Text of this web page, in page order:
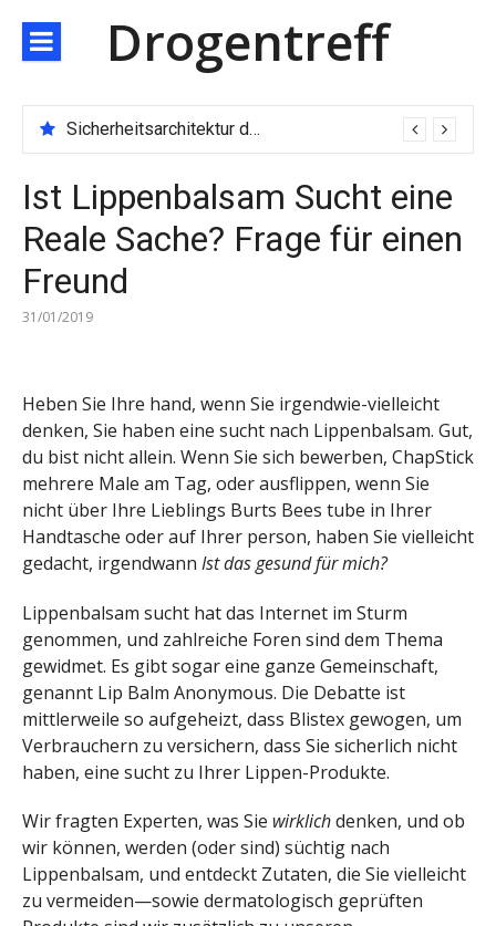
zum
Inhalt
Drogentreff
Sicherheitsarchitektur der nächsten Generation: JARXE kombiniert Multi-Wallet und MPC als Schutzschild für digitales Vertrauen
Ist Lippenbalsam Sucht eine
Reale Sache? Frage für einen
Freund
31/01/2019
Heben Sie Ihre hand, wenn Sie irgendwie-vielleicht
denken, Sie haben eine sucht nach Lippenbalsam. Gut,
du bist nicht allein. Wenn Sie sich bewerben, ChapStick
mehrere Male am Tag, oder ausflippen, wenn Sie
nicht über Ihre Lieblings Burts Bees tube in Ihrer
Handtasche oder auf Ihrer person, haben Sie vielleicht
gedacht, irgendwann Ist das gesund für mich?
Lippenbalsam sucht hat das Internet im Sturm
genommen, und zahlreiche Foren sind dem Thema
gewidmet. Es gibt sogar eine ganze Gemeinschaft,
genannt Lip Balm Anonymous. Die Debatte ist
mittlerweile so aufgeheizt, dass Blistex gewogen, um
Verbrauchern zu versichern, dass Sie sicherlich nicht
haben, eine sucht zu Ihrer Lippen-Produkte.
Wir fragten Experten, was Sie wirklichdenken, und ob
wir können, werden (oder sind) süchtig nach
Lippenbalsam, und entdeckt Zutaten, die Sie vielleicht
zu vermeiden—sowie dermatologisch geprüften